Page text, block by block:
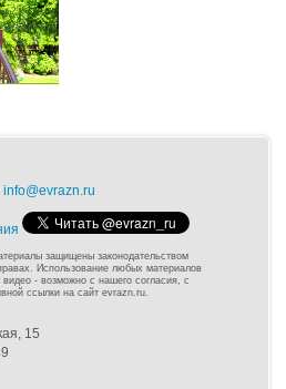
info@evrazn.ru
защищены законодательством
Использование любых материалов
- возможно с нашего согласия, с
ссылки на сайт evrazn.ru.
15